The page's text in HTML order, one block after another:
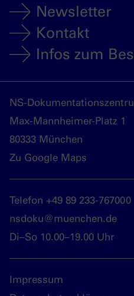
Newsletter
Kontakt
Infos zum
NS-
Max-Mannheimer-Platz 1
80333 München
Zu Google Maps
Telefon +49 89 233-767000
nsdoku@muenchen.de
Di–So 10.00–19.00 Uhr
Impressum